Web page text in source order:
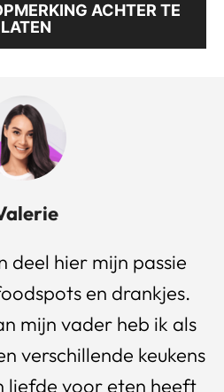
ACHTER TE
LATEN
deel hier mijn passie
en drankjes.
mijn vader heb ik als
verschillende keukens
liefde voor eten heeft